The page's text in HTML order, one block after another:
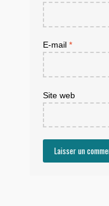
E-mail *
Site web